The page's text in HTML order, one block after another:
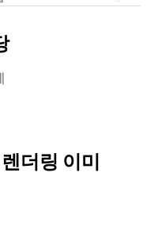
더링 이미